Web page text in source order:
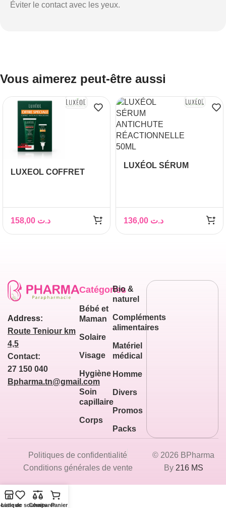
Éviter le contact avec les yeux.
Vous aimerez peut-être aussi
LUXEOL COFFRET
SHAMPOING ANTI
CHUTE 200ML +
د.ت
LUXÉOL SÉRUM
د.ت
Address:
Route Teniour km
4,5
Contact:
27 150 040
Bpharma.tn@gmail.com
Catégories
Bébé et
Maman
Solaire
Visage
Hygiène
Soin
capillaire
Corps
Bio &
naturel
Compléments
alimentaires
Matériel
médical
Homme
Divers
Promos
Packs
© 2026 BPharma
By 216 MS
Politiques de confidentialité
Conditions générales de vente
Liste de souhaits
ComparerPanier